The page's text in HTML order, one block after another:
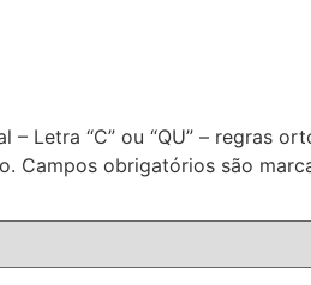
– Letra “C” ou “QU” – regras
Campos obrigatórios são